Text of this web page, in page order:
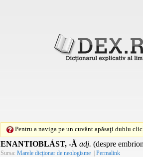
Pentru a naviga pe un cuvânt apăsaţi dublu
ENANTIOBLÁST, -Ă adj. (despre
Sursa: Marele dicționar de neologisme | Permalink